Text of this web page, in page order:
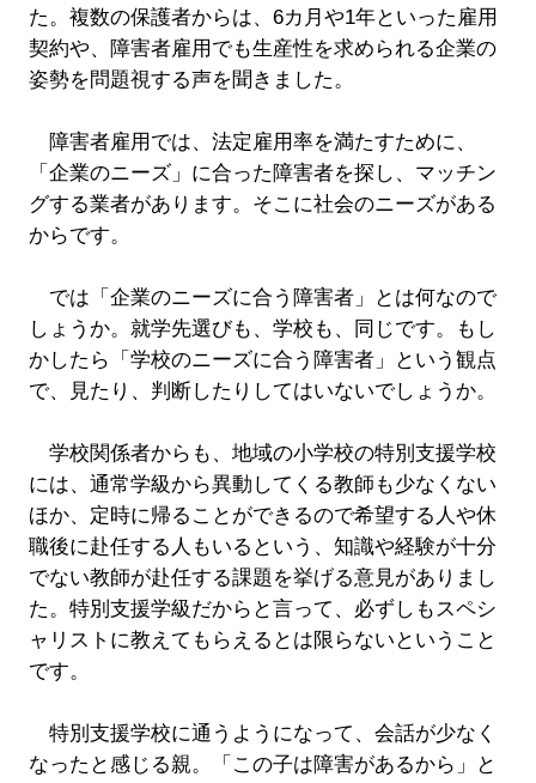
た。複数の保護者からは、6カ月や1年といった雇用
契約や、障害者雇用でも生産性を求められる企業の
姿勢を問題視する声を聞きました。
障害者雇用では、法定雇用率を満たすために、
「企業のニーズ」に合った障害者を探し、マッチン
グする業者があります。そこに社会のニーズがある
からです。
では「企業のニーズに合う障害者」とは何なので
しょうか。就学先選びも、学校も、同じです。もし
かしたら「学校のニーズに合う障害者」という観点
で、見たり、判断したりしてはいないでしょうか。
学校関係者からも、地域の小学校の特別支援学校
には、通常学級から異動してくる教師も少なくない
ほか、定時に帰ることができるので希望する人や休
職後に赴任する人もいるという、知識や経験が十分
でない教師が赴任する課題を挙げる意見がありまし
た。特別支援学級だからと言って、必ずしもスペシ
ャリストに教えてもらえるとは限らないということ
です。
特別支援学校に通うようになって、会話が少なく
なったと感じる親。「この子は障害があるから」と